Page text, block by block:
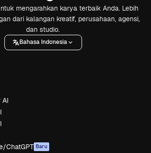
mengarahkan karya terbaik Anda. Lebih
dari kalangan kreatif, perusahaan, agensi,
dan studio.
Bahasa Indonesia
AI
ChatGPT Baru